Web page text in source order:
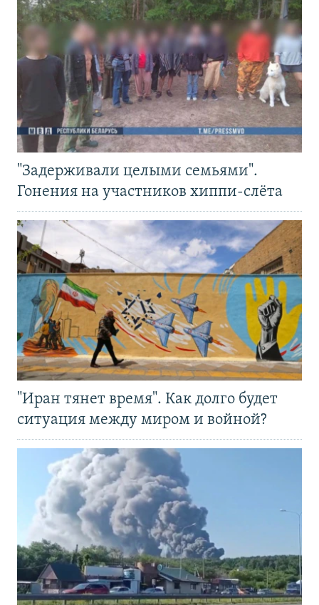
"Задерживали целыми семьями".
Гонения на участников хиппи-слёта
"Иран тянет время". Как долго будет
ситуация между миром и войной?